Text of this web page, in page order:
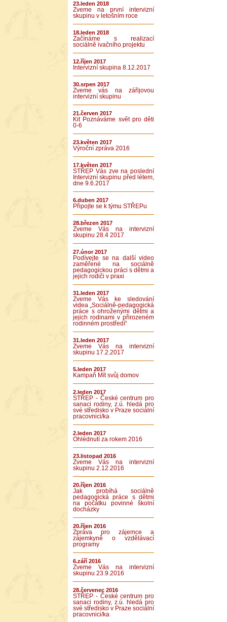
23.leden 2018
Zveme na první intervizní
skupinu v letošním roce
18.leden 2018
Začínáme s realizací
sociálně ivačního projektu
12.říjen 2017
Intervizní skupina 8.12.2017
30.srpen 2017
Zveme vás na zářijovou
intervizní skupinu
21.červen 2017
Kit Poznáváme svět pro děti
0-6
23.květen 2017
Výroční zpráva 2016
17.květen 2017
STŘEP Vás zve na poslední
Intervizní skupinu před létem,
dne 9.6.2017
6.duben 2017
Připojte se k týmu STŘEPu
28.březen 2017
Zveme Vás na intervizní
skupinu 28.4 2017
27.únor 2017
Podívejte se na další video
zaměřené na sociálně
pedagogickou práci s dětmi a
jejich rodiči v praxi
31.leden 2017
Zveme Vás ke sledování
videa „Sociálně-pedagogická
práce s ohroženými dětmi a
jejich rodinami v přirozeném
rodinném prostředí“
31.leden 2017
Zveme Vás na intervizní
skupinu 17.2.2017
5.leden 2017
Kampaň Mít svůj domov
2.leden 2017
STŘEP - České centrum pro
sanaci rodiny, z.ú. hledá pro
své středisko v Praze sociální
pracovnici/ka
2.leden 2017
Ohlédnutí za rokem 2016
23.listopad 2016
Zveme Vás na intervizní
skupinu 2.12.2016
20.říjen 2016
Jak probíhá sociálně
pedagogická práce s dětmi
na počátku povinné školní
docházky
20.říjen 2016
Zpráva pro zájemce a
zájemkyně o vzdělávací
programy
6.září 2016
Zveme Vás na intervizní
skupinu 23.9.2016
28.červenec 2016
STŘEP - České centrum pro
sanaci rodiny, z.ú. hledá pro
své středisko v Praze sociální
pracovnici/ka